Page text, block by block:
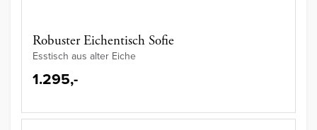
Robuster Eichentisch Sofie
Esstisch aus alter Eiche
1.295,-